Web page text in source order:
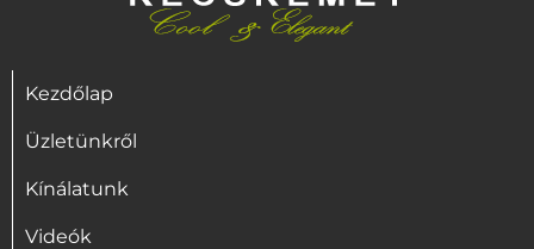
Kezdőlap
Üzletünkről
Kínálatunk
Videók